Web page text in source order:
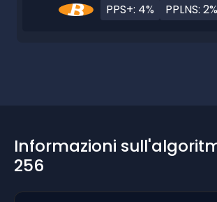
PPS+: 4% PPLNS: 2%
Informazioni
256